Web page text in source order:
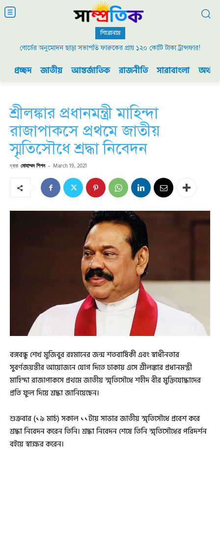
শিরোনাম
বোর্ডের অনুমোদন ছাড়া সভাপতি ফারুকের প্রায় ১২০ কোটি টাকা ট্রান্সফার!
২০০৯ এর বিডিআর বিদ্রোহ এবং ভারতের যুদ্ধ প্রস্তুতি
প্রচ্ছদ জাতীয় আন্তর্জাতিক রাজনীতি সারাবাংলা
শ্রীলঙ্কার প্রধানমন্ত্রী মাহিন্দা
রাজাপাকসে প্রথমে জাতীয়
স্মৃতিসৌধে শ্রদ্ধা নিবেদন
দ্বারা মোহাম্মদ শিপন - March 19, 2021
বঙ্গবন্ধু শেখ মুজিবুর রহমানের জন্ম শতবার্ষিকী এবং স্বাধীনতার
সুবর্ণজয়ন্তীর আয়োজনে যোগ দিতে ঢাকায় এসে শ্রীলঙ্কার প্রধানমন্ত্রী
মাহিন্দা রাজাপাকসে প্রথমে জাতীয় স্মৃতিসৌধে শহীদ বীর মুক্তিযোদ্ধাদের
প্রতি ফুল দিয়ে শ্রদ্ধা জানিয়েছেন।
শুক্রবার (১৯ মার্চ) সকাল ১১টায় সাভার জাতীয় স্মৃতিসৌধে প্রবেশ করে
শ্রদ্ধা নিবেদন করেন তিনি। শ্রদ্ধা নিবেদন শেষে তিনি স্মৃতিসৌধের পরিদর্শন
বইয়ে স্বাক্ষর করেন।